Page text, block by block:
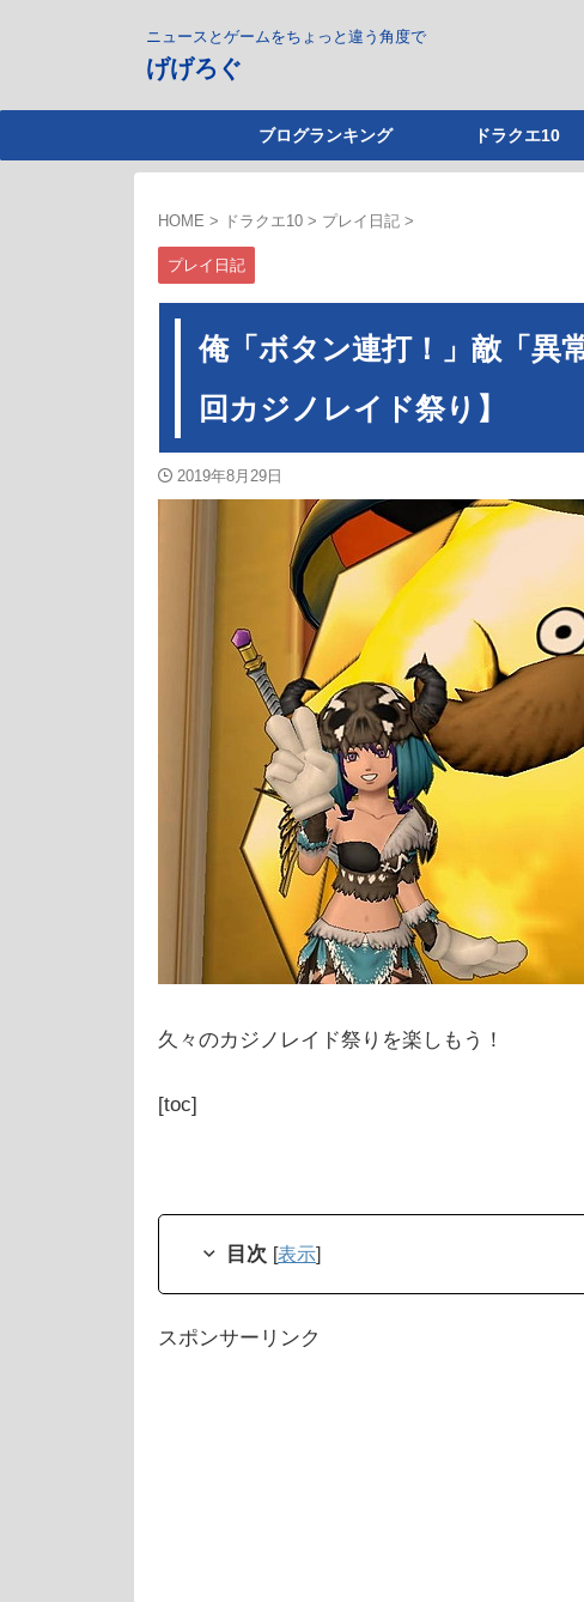
ニュースとゲームをちょっと違う角度で
げげろぐ
ブログランキング ドラクエ10
HOME > ドラクエ10 > プレイ日記 >
プレイ日記
俺「ボタン連打！」敵「
回カジノレイド祭り】
2019年8月29日
久々のカジノレイド祭りを楽しもう！
[toc]
目次 [表示]
スポンサーリンク